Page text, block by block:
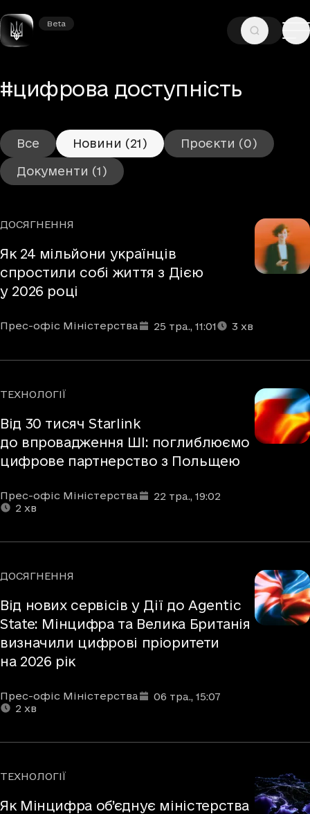
Beta
Beta
ГОЛОВНА #ЦИФРОВА ДОСТУПНІСТЬ
#цифрова доступність–
Все Новини (21) Проєкти (0)
Документи (1)
Рубрики
ДОСЯГНЕННЯ
Як 24 мільйони українців
спростили собі життя з Дією
у 2026 році
Автори
Прес-офіс Міністерства
Дата та час публікації: 25 тра., 11:01
Час читання: 3 хв
Рубрики
ТЕХНОЛОГІЇ
Від 30 тисяч Starlink
до впровадження ШІ: поглиблюємо
цифрове партнерство з Польщею
Автори
Прес-офіс Міністерства
Дата та час публікації: 22 тра., 19:02
Час читання:
2 хв
Рубрики
ДОСЯГНЕННЯ
Від нових сервісів у Дії до Agentic
State: Мінцифра та Велика Британія
визначили цифрові пріоритети
на 2026 рік
Автори
Прес-офіс Міністерства
Дата та час публікації: 06 тра., 15:07
Час читання:
2 хв
Рубрики
ТЕХНОЛОГІЇ
Як Мінцифра об’єднує міністерства